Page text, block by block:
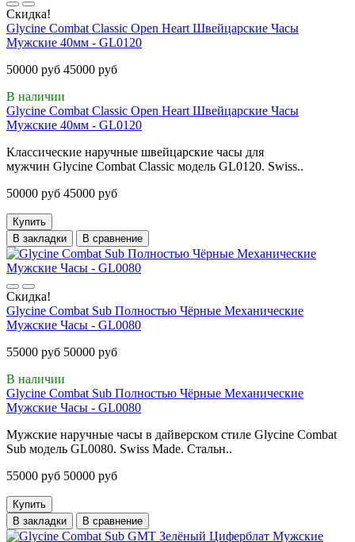
Скидка!
Glycine Combat Classic Open Heart Швейцарские Часы
Мужские 40мм - GL0120
50000 руб 45000 руб
В наличии
Glycine Combat Classic Open Heart Швейцарские Часы
Мужские 40мм - GL0120
Классические наручные швейцарские часы для
мужчин Glycine Combat Classic модель GL0120. Swiss..
50000 руб 45000 руб
Купить
В закладки
В сравнение
Скидка!
Glycine Combat Sub Полностью Чёрные Механические
Мужские Часы - GL0080
55000 руб 50000 руб
В наличии
Glycine Combat Sub Полностью Чёрные Механические
Мужские Часы - GL0080
Мужские наручные часы в дайверском стиле Glycine Combat
Sub модель GL0080. Swiss Made. Стальн..
55000 руб 50000 руб
Купить
В закладки
В сравнение